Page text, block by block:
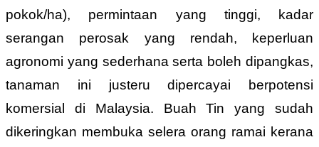
pokok/ha), permintaan yang tinggi, kadar
serangan perosak yang rendah, keperluan
agronomi yang sederhana serta boleh dipangkas,
tanaman ini justeru dipercayai berpotensi
komersial di Malaysia. Buah Tin yang sudah
dikeringkan membuka selera orang ramai kerana